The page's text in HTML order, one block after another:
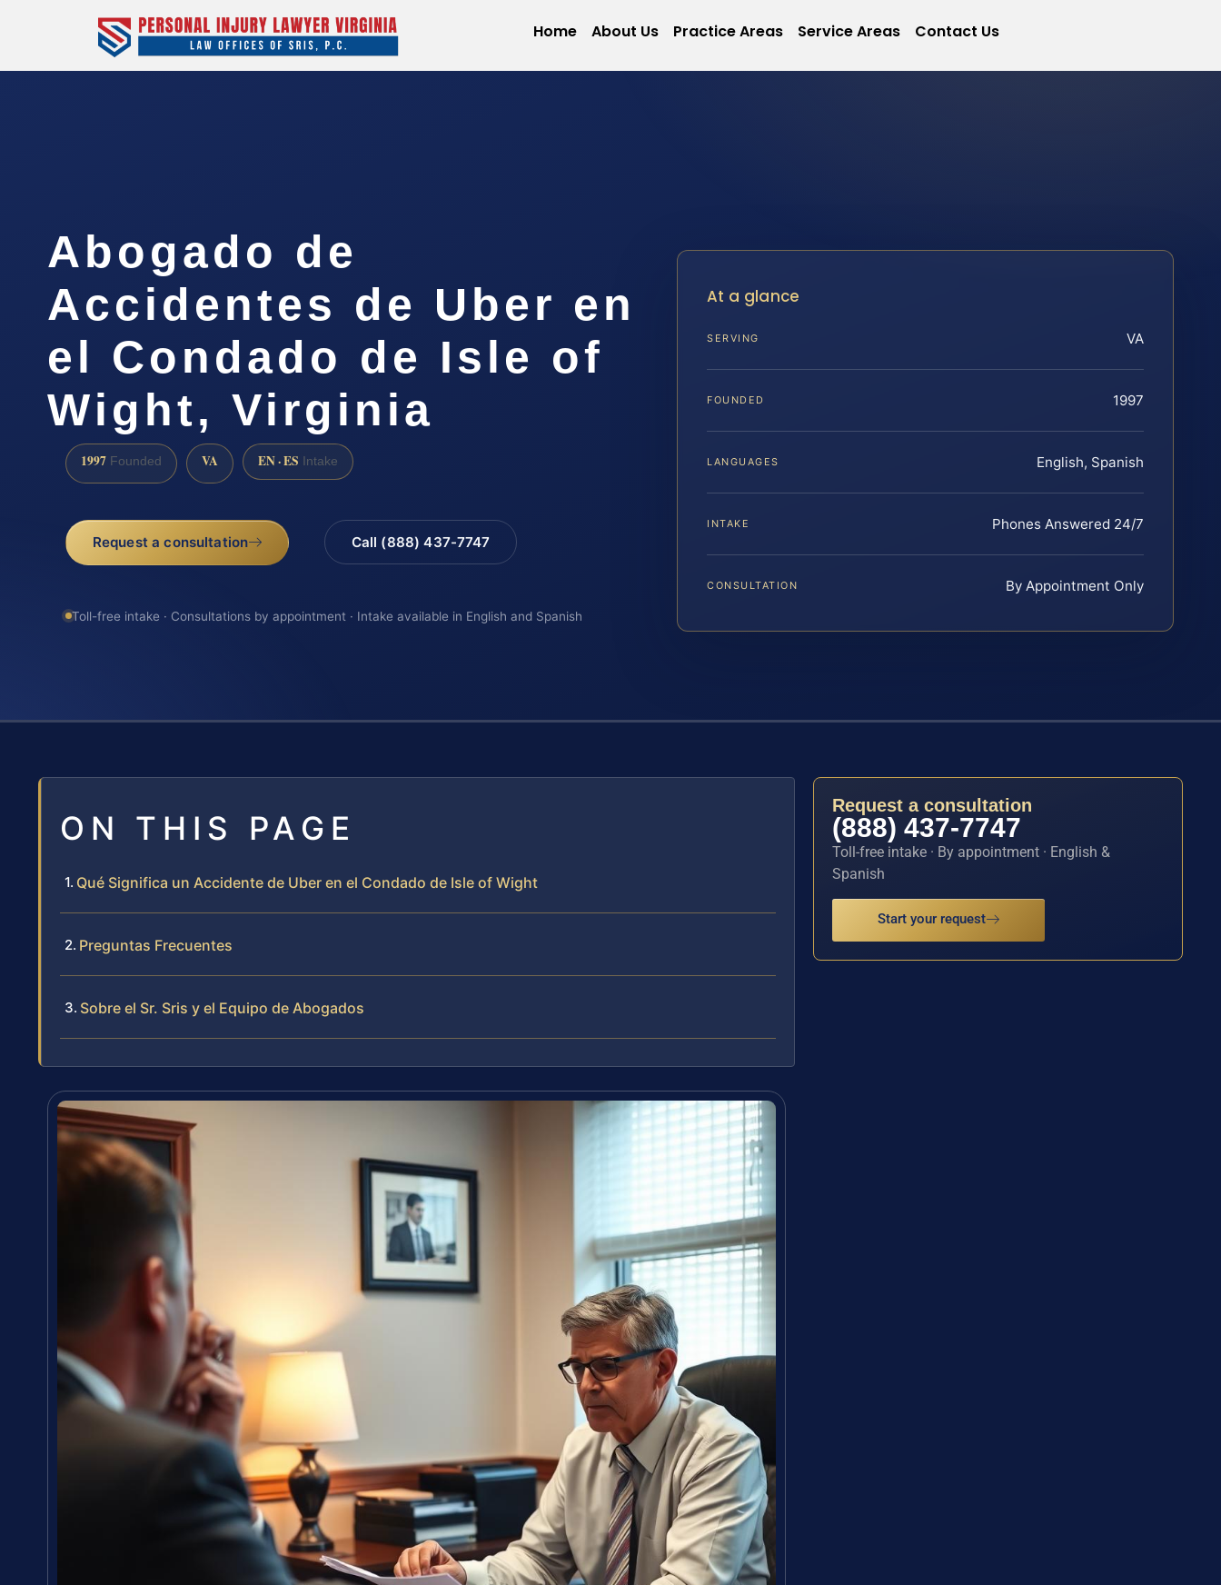
Home About Us Practice Areas Service Areas Contact Us
Abogado de
Accidentes de Uber en
el Condado de Isle of
Wight, Virginia
1997 Founded VA EN · ES Intake
Request a consultation Call (888) 437-7747
Toll-free intake · Consultations by appointment · Intake available in English and Spanish
At a glance
SERVING VA
FOUNDED 1997
LANGUAGES English, Spanish
INTAKE Phones Answered 24/7
CONSULTATION By Appointment Only
ON THIS PAGE
Qué Significa un Accidente de Uber en el Condado de Isle of Wight
Preguntas Frecuentes
Sobre el Sr. Sris y el Equipo de Abogados
Request a consultation
(888) 437-7747
Toll-free intake · By appointment · English &
Spanish
Start your request